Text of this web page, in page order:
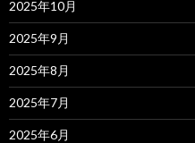
2025年10月
2025年9月
2025年8月
2025年7月
2025年6月